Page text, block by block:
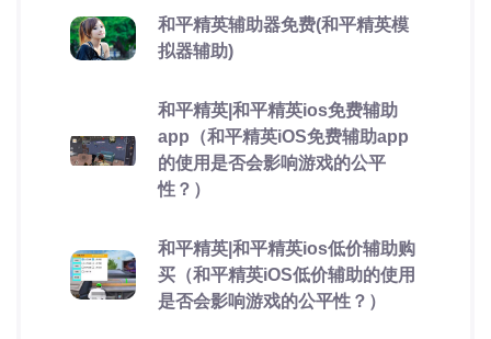
和平精英辅助器免费(和平精英模
拟器辅助)
和平精英|和平精英ios免费辅助
app（和平精英iOS免费辅助app
的使用是否会影响游戏的公平
性？）
和平精英|和平精英ios低价辅助购
买（和平精英iOS低价辅助的使用
是否会影响游戏的公平性？）